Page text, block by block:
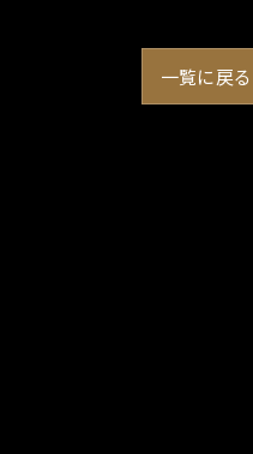
一覧に戻る